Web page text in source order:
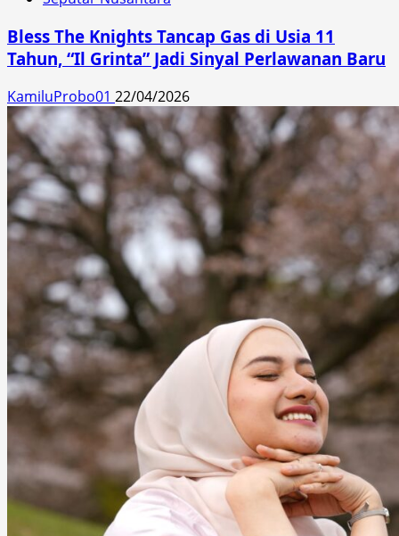
Bless The Knights Tancap Gas di Usia 11
Tahun, “Il Grinta” Jadi Sinyal Perlawanan Baru
KamiluProbo01 22/04/2026